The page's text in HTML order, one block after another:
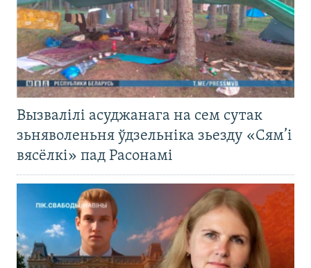
Вызвалілі асуджанага на сем сутак
зьняволеньня ўдзельніка зьезду «Сям’і
вясёлкі» пад Расонамі